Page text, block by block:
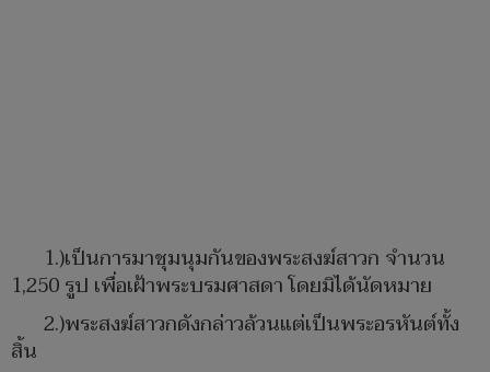
1.)เป็นการมาชุมนุมกันของพระสงฆ์สาวก จำนวน
1,250 รูป เพื่อเฝ้าพระบรมศาสดา โดยมิได้นัดหมาย
2.)พระสงฆ์สาวกดังกล่าวล้วนแต่เป็นพระอรหันต์ทั้ง
สิ้น